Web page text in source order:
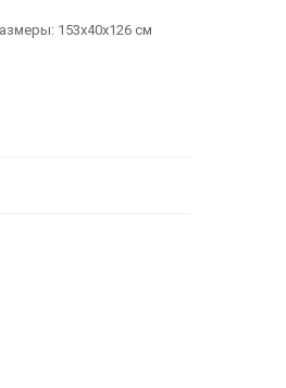
153х40х126 см